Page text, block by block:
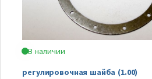
В наличии
регулировочная шайба (1.00)